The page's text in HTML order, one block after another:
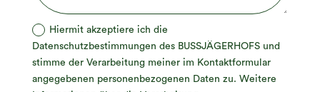
Hiermit akzeptiere ich die
Datenschutzbestimmungen des BUSSJÄGERHOFS und
stimme der Verarbeitung meiner im Kontaktformular
angegebenen personenbezogenen Daten zu. Weitere